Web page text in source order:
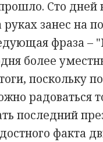
Сто дней
занес на
фраза –
более
поскольку
радоваться
последний
факта